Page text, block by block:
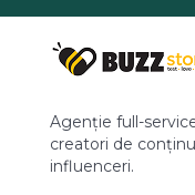
Agenție full-
creatori de
influenceri.